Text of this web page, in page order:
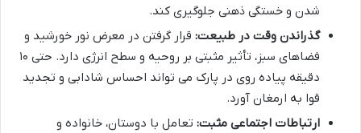
شدن و خستگی ذهنی جلوگیری کند.
گذراندن وقت در طبیعت: قرار گرفتن در معرض نور خورشید و
فضاهای سبز، تأثیر مثبتی بر روحیه و سطح انرژی دارد. حتی ۱۰
دقیقه پیاده روی در پارک می تواند احساس شادابی و تجدید
قوا به ارمغان آورد.
ارتباطات اجتماعی مثبت: تعامل با دوستان، خانواده و